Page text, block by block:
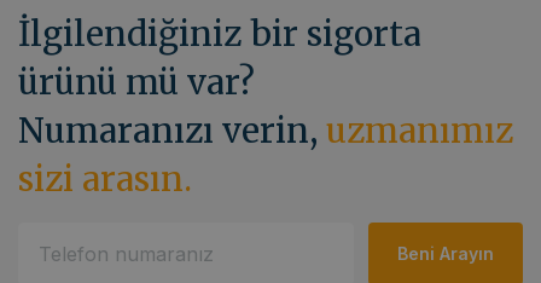
İlgilendiğiniz bir sigorta
ürünü mü var?
Numaranızı verin, uzmanımız
sizi arasın.